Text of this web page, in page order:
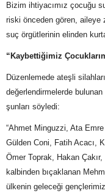
Bizim ihtiyacımız çocuğu
riski önceden gören, aileye
suç örgütlerinin elinden
“Kaybettiğimiz
Düzenlemede ateşli
değerlendirmelerde
şunları söyledi:
“Ahmet Minguzzi, Ata
Gülden Coni, Fatih Acacı,
Ömer Toprak, Hakan
kalbinden bıçaklanan
ülkenin geleceği